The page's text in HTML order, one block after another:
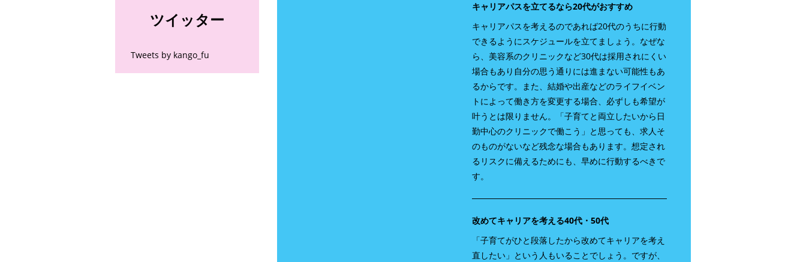
キャリアパスを立てるなら20代がおすすめ
キャリアパスを考えるのであれば20代のうちに行動
できるようにスケジュールを立てましょう。なぜな
ら、美容系のクリニックなど30代は採用されにくい
場合もあり自分の思う通りには進まない可能性もあ
るからです。また、結婚や出産などのライフイベン
トによって働き方を変更する場合、必ずしも希望が
叶うとは限りません。「子育てと両立したいから日
勤中心のクリニックで働こう」と思っても、求人そ
のものがないなど残念な場合もあります。想定され
るリスクに備えるためにも、早めに行動するべきで
す。
改めてキャリアを考える40代・50代
「子育てがひと段落したから改めてキャリアを考え
直したい」という人もいることでしょう。ですが、
ツイッター
Tweets by kango_fu